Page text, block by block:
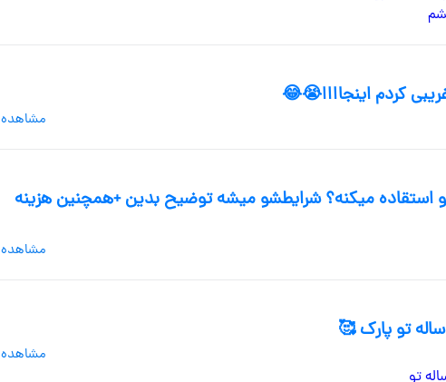
کردم اینجاااا😭😂
مشاهده
استقاده میکنه؟ شرایطشو میشه توضیح بدین +همچنین هزینه
مشاهده
مشاهده